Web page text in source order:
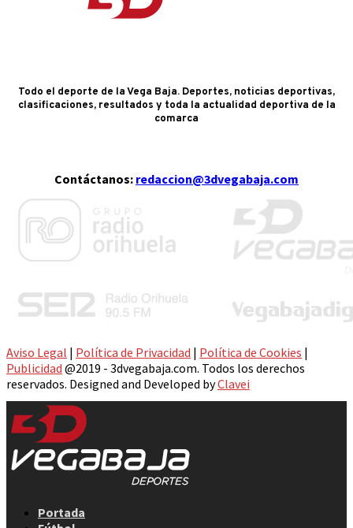
Todo el deporte de la Vega Baja. Deportes, noticias deportivas,
clasificaciones, resultados y toda la actualidad deportiva de la
comarca
Contáctanos: redaccion@3dvegabaja.com
Aviso Legal | Política de Privacidad | Política de Cookies |
Publicidad @2019 - 3dvegabaja.com. Todos los derechos
reservados. Designed and Developed byClavei
Portada